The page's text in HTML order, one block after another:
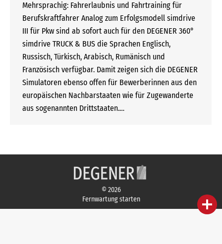
Mehrsprachig: Fahrerlaubnis und Fahrtraining für
Berufskraftfahrer Analog zum Erfolgsmodell simdrive
III für Pkw sind ab sofort auch für den DEGENER 360°
simdrive TRUCK & BUS die Sprachen Englisch,
Russisch, Türkisch, Arabisch, Rumänisch und
Französisch verfügbar. Damit zeigen sich die DEGENER
Simulatoren ebenso offen für Bewerberinnen aus den
europäischen Nachbarstaaten wie für Zugewanderte
aus sogenannten Drittstaaten.…
© 2026
Fernwartung starten
person IHR FACHBERATER